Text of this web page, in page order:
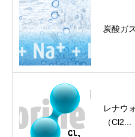
炭酸ガ
レナウ
（Cl2...